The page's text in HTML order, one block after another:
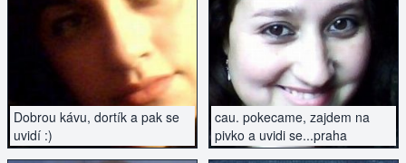
Dobrou kávu, dortík a pak se
uvidí :)
ZOBRAZIT INZERÁT
cau. pokecame, zajdem na
pivko a uvidi se...praha
ZOBRAZIT INZERÁT